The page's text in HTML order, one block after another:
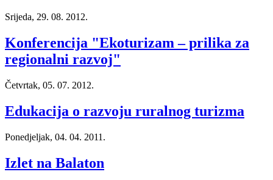
Srijeda, 29. 08. 2012.
Konferencija "Ekoturizam – prilika za
regionalni razvoj"
Četvrtak, 05. 07. 2012.
Edukacija o razvoju ruralnog turizma
Ponedjeljak, 04. 04. 2011.
Izlet na Balaton